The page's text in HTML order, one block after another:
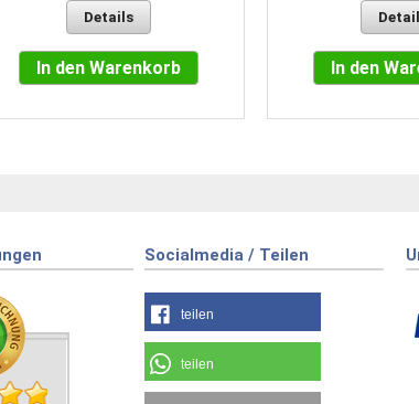
Details
In den Warenkorb In den
Socialmedia / Teilen
teilen
teilen